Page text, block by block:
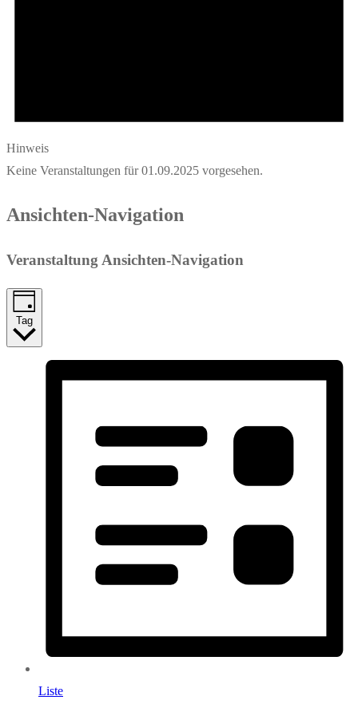
Hinweis
Keine Veranstaltungen für 01.09.2025 vorgesehen.
Ansichten-Navigation
Veranstaltung Ansichten-Navigation
Tag
Liste